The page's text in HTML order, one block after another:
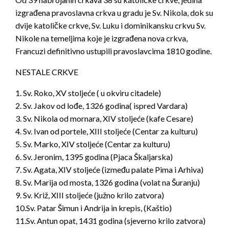
izgrađena pravoslavna crkva u gradu je Sv. Nikola, dok su
dvije katoličke crkve, Sv. Luku i dominikansku crkvu Sv.
Nikole na temeljima koje je izgrađena nova crkva,
Francuzi definitivno ustupili pravoslavcima 1810 godine.
NESTALE CRKVE
1. Sv. Roko, XV stoljeće ( u okviru citadele)
2. Sv. Jakov od lođe, 1326 godina( ispred Vardara)
3. Sv. Nikola od mornara, XIV stoljeće (kafe Cesare)
4. Sv. Ivan od portele, XIII stoljeće (Centar za kulturu)
5. Sv. Marko, XIV stoljeće (Centar za kulturu)
6. Sv. Jeronim, 1395 godina (Pjaca Škaljarska)
7. Sv. Agata, XIV stoljeće (između palate Pima i Arhiva)
8. Sv. Marija od mosta, 1326 godina (volat na Šuranju)
9. Sv. Križ, XIII stoljeće (južno krilo zatvora)
10.Sv. Patar Šimun i Andrija in krepis, (Kaštio)
11.Sv. Antun opat, 1431 godina (sjeverno krilo zatvora)